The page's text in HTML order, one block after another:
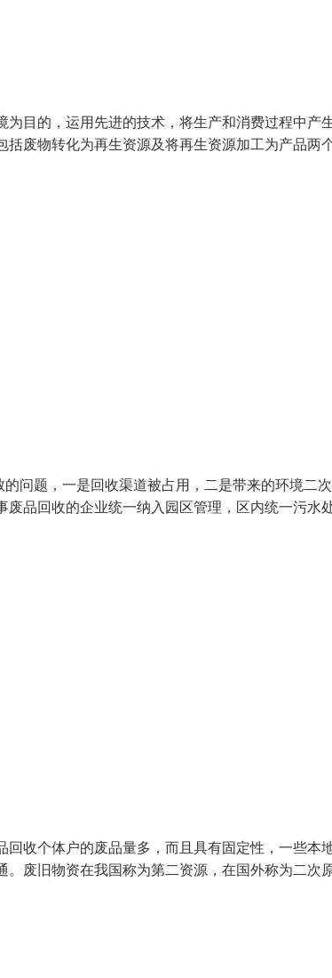
目的，运用先进的技术，将生产和消费过程中产
废物转化为再生资源及将再生资源加工为产品两
问题，一是回收渠道被占用，二是带来的环境二
品回收的企业统一纳入园区管理，区内统一污水
收个体户的废品量多，而且具有固定性，一些本
废旧物资在我国称为第二资源，在国外称为二次